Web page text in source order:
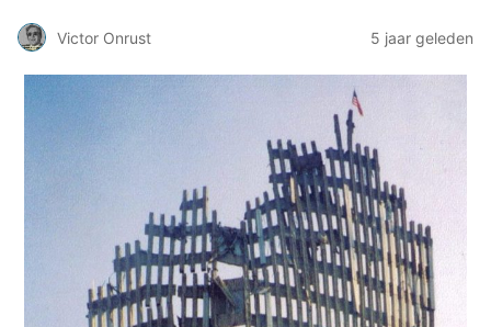
Victor Onrust 5 jaar geleden